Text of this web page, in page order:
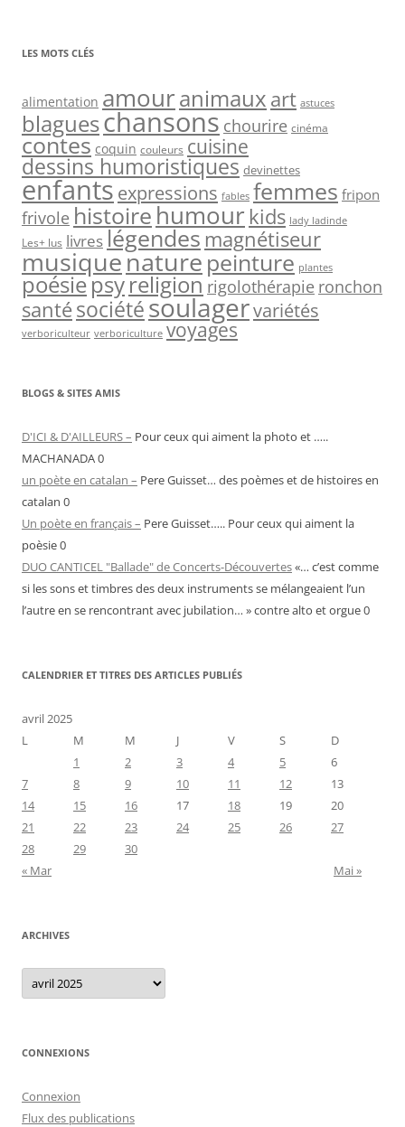
LES MOTS CLÉS
alimentation amouranimaux art astuces
blagueschansons chourire cinéma
contes coquin couleurs cuisine
dessins humoristiques devinettes
enfantsexpressions fables femmes fripon
frivole histoire humour kids lady ladinde
Les+ lus livreslégendes magnétiseur
musiquenature peinture plantes
poésiepsyreligion rigolothérapie ronchon
santésociétésoulagervariétés
verboriculteur verboriculture voyages
BLOGS & SITES AMIS
D'ICI & D'AILLEURS – Pour ceux qui aiment la photo et …..
MACHANADA 0
un poète en catalan – Pere Guisset… des poèmes et de histoires en
catalan 0
Un poète en français – Pere Guisset….. Pour ceux qui aiment la
poèsie 0
DUO CANTICEL "Ballade" de Concerts-Découvertes«… c’est comme
si les sons et timbres des deux instruments se mélangeaient l’un
l’autre en se rencontrant avec jubilation… » contre alto et orgue 0
CALENDRIER ET TITRES DES ARTICLES PUBLIÉS
avril 2025
L
M M J V S
D
1
2 3 4 5
6
7
8 9 10 11 12
13
14
15 16 17 18 19
20
21
22 23 24 25 26
27
28
29
30
« Mar
Mai »
ARCHIVES
Archives
CONNEXIONS
Connexion
Flux des publications